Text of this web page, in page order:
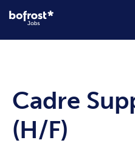
Cadre
(H/F)